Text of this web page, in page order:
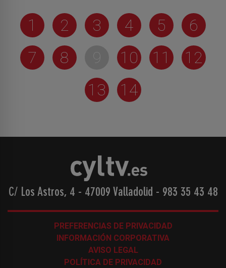
1 2 3 4 5
6
7
8 9 10 11
12
13
14
C/ Los Astros, 4 - 47009 Valladolid - 983 35 43 48
PREFERENCIAS DE PRIVACIDAD
INFORMACIÓN CORPORATIVA
AVISO LEGAL
POLÍTICA DE PRIVACIDAD